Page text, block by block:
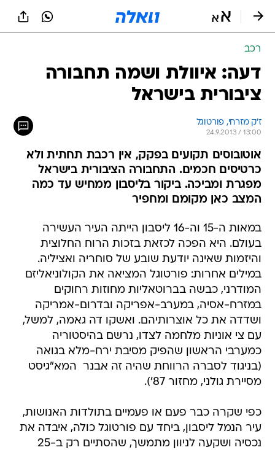
רכב
דעה: איוולת ושמה תחבורה
ציבורית בישראל
ז'ק מזרחי, פורטוגל
24.9.2013 / 13:00
אוטובוסים תקועים בפקק, אין רכבת תחתית ולא
כרטיסים חכמים. התחבורה הציבורית בישראל
מפגרת ומביכה. ביקור בליסבון ממחיש עד כמה
המצב כאן מקומם ומחפיר
במאות ה-15 וה-16 ליסבון הייתה העיר העשירה
בעולם. היא הפכה לכזאת בזכות הרוח החלוצית
והיזמות שאינה יודעת שובע של סוחריה ואציליה.
במילים אחרות: פורטוגל המציאה את הקולוניאליזם
המודרני, כבשה בברוטאליות מחוזות רחוקים
במזרח-אסיה, במערב-אפריקה ובדרום-אמריקה
ושדדה את כל אוצרותיהם. ואשקו דה גאמה, למשל,
עם צי אוניות מלחמה לצדו, נרשם בהיסטוריה
כמערבי הראשון שהפיק מסיבת ירח-מלא בגואה
(בניגוד לסברה הרווחת שהיה זה אבנר  המא"גיסט
מסיירת גולני, מחזור 87').
כפי שקרה כבר פעם או פעמיים בתולדות האנושות,
עיר הנמל ליסבון, ביחד עם פורטוגל כולה, איבדה את
נכסיה ושקעה לניוון מתמשך, שהסתיים רק ב-25